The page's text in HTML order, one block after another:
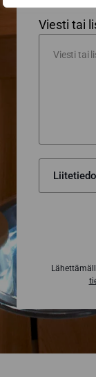
Viesti tai